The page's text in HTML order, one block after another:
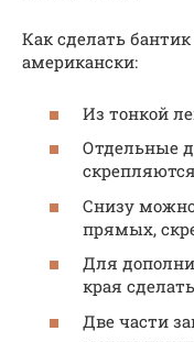
Как сделать
американски:
Из тонкой
Отдельные
Снизу можно
прямых,
Для
края
Две части